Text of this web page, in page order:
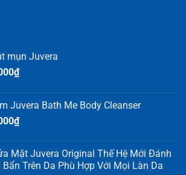
mụn Juvera
₫
Juvera Bath Me Body Cleanser
₫
Mặt Juvera Original Thế Hệ Mới Đánh
Bẩn Trên Da Phù Hợp Với Mọi Làn Da